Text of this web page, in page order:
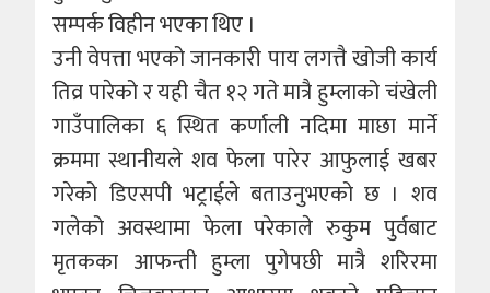
सम्पर्क विहीन भएका थिए ।
उनी वेपत्ता भएको जानकारी पाय लगत्तै खोजी कार्य
तिव्र पारेको र यही चैत १२ गते मात्रै हुम्लाको चंखेली
गाउँपालिका ६ स्थित कर्णाली नदिमा माछा मार्ने
क्रममा स्थानीयले शव फेला पारेर आफुलाई खबर
गरेको डिएसपी भट्राईले बताउनुभएको छ । शव
गलेको अवस्थामा फेला परेकाले रुकुम पुर्वबाट
मृतकका आफन्ती हुम्ला पुगेपछी मात्रै शरिरमा